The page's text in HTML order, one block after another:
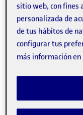
Entrega
Publicado porPodcast
Publicado por
Jens Gerl
Hola a todos ¡, Aquí
sitio web, con fines
personalizada de
de tus hábitos de
configurar tus
más información